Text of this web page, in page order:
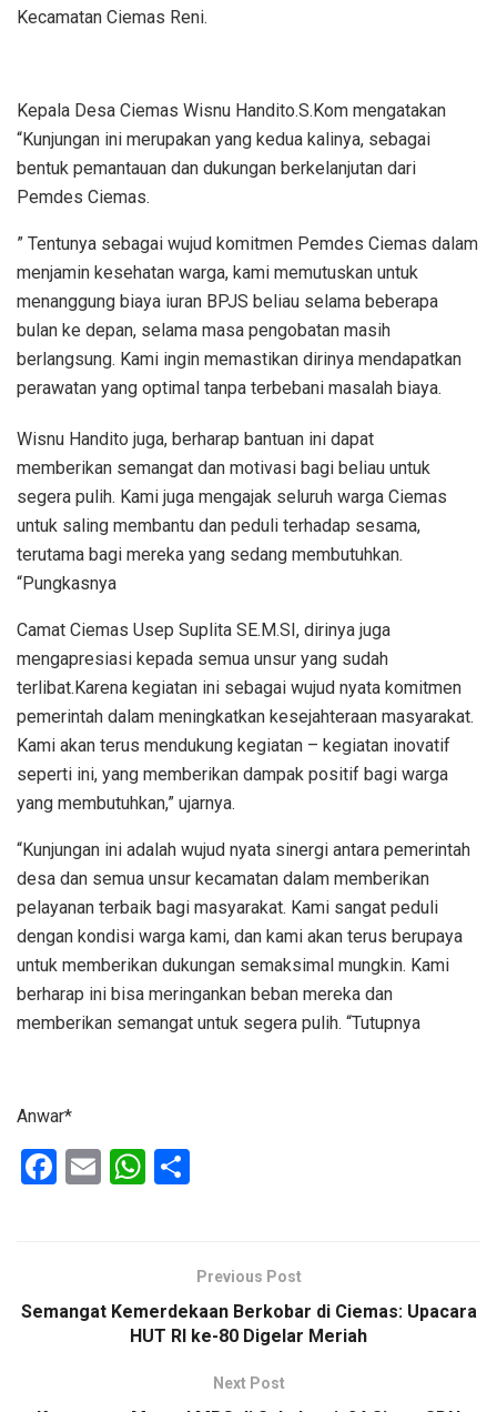
Kecamatan Ciemas Reni.
Kepala Desa Ciemas Wisnu Handito.S.Kom mengatakan
“Kunjungan ini merupakan yang kedua kalinya, sebagai
bentuk pemantauan dan dukungan berkelanjutan dari
Pemdes Ciemas.
” Tentunya sebagai wujud komitmen Pemdes Ciemas dalam
menjamin kesehatan warga, kami memutuskan untuk
menanggung biaya iuran BPJS beliau selama beberapa
bulan ke depan, selama masa pengobatan masih
berlangsung. Kami ingin memastikan dirinya mendapatkan
perawatan yang optimal tanpa terbebani masalah biaya.
Wisnu Handito juga, berharap bantuan ini dapat
memberikan semangat dan motivasi bagi beliau untuk
segera pulih. Kami juga mengajak seluruh warga Ciemas
untuk saling membantu dan peduli terhadap sesama,
terutama bagi mereka yang sedang membutuhkan.
“Pungkasnya
Camat Ciemas Usep Suplita SE.M.SI, dirinya juga
mengapresiasi kepada semua unsur yang sudah
terlibat.Karena kegiatan ini sebagai wujud nyata komitmen
pemerintah dalam meningkatkan kesejahteraan masyarakat.
Kami akan terus mendukung kegiatan – kegiatan inovatif
seperti ini, yang memberikan dampak positif bagi warga
yang membutuhkan,” ujarnya.
“Kunjungan ini adalah wujud nyata sinergi antara pemerintah
desa dan semua unsur kecamatan dalam memberikan
pelayanan terbaik bagi masyarakat. Kami sangat peduli
dengan kondisi warga kami, dan kami akan terus berupaya
untuk memberikan dukungan semaksimal mungkin. Kami
berharap ini bisa meringankan beban mereka dan
memberikan semangat untuk segera pulih. “Tutupnya
Anwar*
F
o
E
W
A
p
ePrevious Post
Semangat Kemerdekaan Berkobar di Ciemas: Upacara
HUT RI ke-80 Digelar Meriah
Next Post